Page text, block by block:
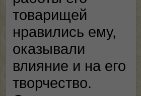
товарищей
нравились ему,
оказывали
влияние и на его
творчество.